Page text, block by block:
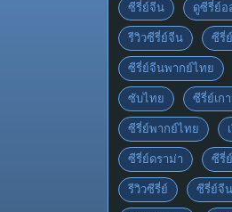
ซีรี่ย์จีน ดูซีรี่ย์อ
รีวิวซีรี่ย์จีน ซีรี่
ซีรี่ย์จีนพากย์ไทย
ซับไทย ซีรี่ย์เก
ซีรี่ย์พากย์ไทย
ซีรี่ย์ดราม่า ซีรี่
รีวิวซีรี่ย์ ซีรี่ย์จี